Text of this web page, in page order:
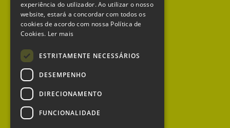
dqa.pt
xtend.pt
política de cookies
Instagram
experiência do utilizador. Ao utilizar o nosso
website, estará a concordar com todos os
cookies de acordo com nossa Política de
Cookies. Ler mais
ESTRITAMENTE NECESSÁRIOS
DESEMPENHO
DIRECIONAMENTO
FUNCIONALIDADE